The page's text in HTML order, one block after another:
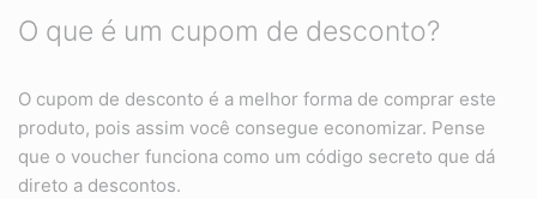
O que é um cupom de desconto?
O cupom de desconto é a melhor forma de comprar este
produto, pois assim você consegue economizar. Pense
que o voucher funciona como um código secreto que dá
direto a descontos.